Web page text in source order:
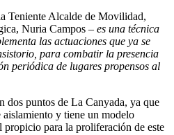
Teniente Alcalde de Movilidad,
Nuria Campos – es una técnica
las actuaciones que ya se
para combatir la presencia
periódica de lugares propensos al
dos puntos de La Canyada, ya que
y tiene un modelo
propicio para la proliferación de este